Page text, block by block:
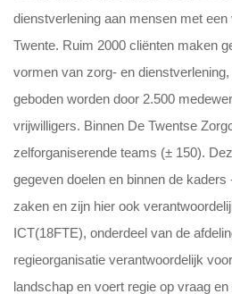
dienstverlening aan mensen met
Twente. Ruim 2000 cliënten maken
vormen van zorg- en
geboden worden door 2.500
vrijwilligers. Binnen De Twentse
zelforganiserende teams (± 150).
gegeven doelen en binnen de
zaken en zijn hier ook
ICT(18FTE), onderdeel van de
regieorganisatie verantwoordelijk
landschap en voert regie op vraag